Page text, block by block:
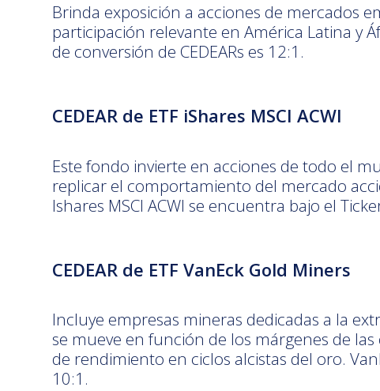
Brinda exposición a acciones de mercados
participación relevante en América Latina y
de conversión de CEDEARs es 12:1.
CEDEAR de ETF iShares MSCI ACWI
Este fondo invierte en acciones de todo el
replicar el comportamiento del mercado
Ishares MSCI ACWI se encuentra bajo el
CEDEAR de ETF VanEck Gold Miners
Incluye empresas mineras dedicadas a la
se mueve en función de los márgenes de
de rendimiento en ciclos alcistas del oro.
10:1.